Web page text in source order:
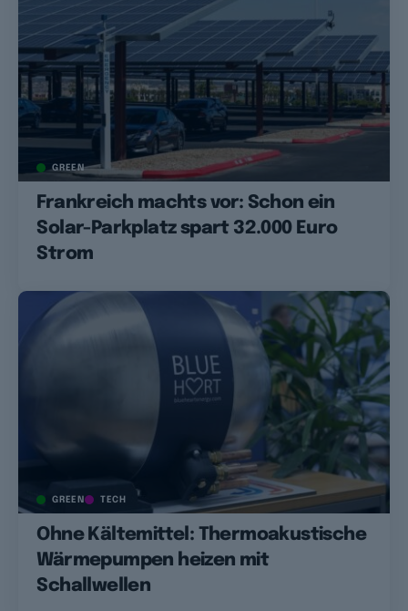
GREEN
Frankreich machts vor: Schon ein
Solar-Parkplatz spart 32.000 Euro
Strom
GREEN TECH
Ohne Kältemittel: Thermoakustische
Wärmepumpen heizen mit
Schallwellen